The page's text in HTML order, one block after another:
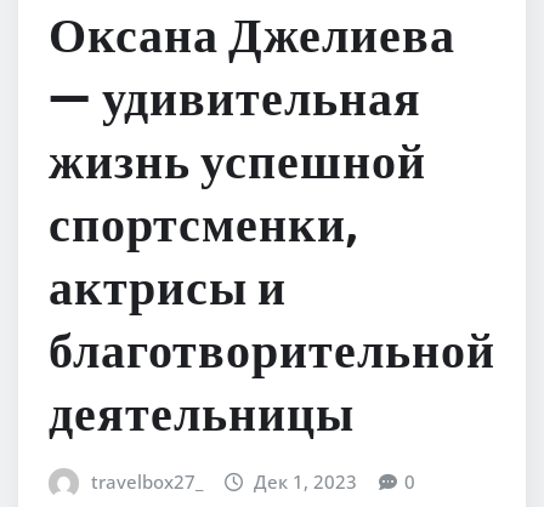
Оксана Джелиева
— удивительная
жизнь успешной
спортсменки,
актрисы и
благотворительной
деятельницы
travelbox27_ Дек 1, 2023 0